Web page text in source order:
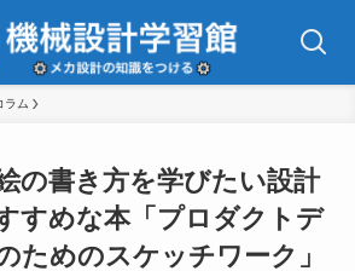
ラム
の書き方を学びたい設計
すめな本「プロダクトデ
ためのスケッチワーク」